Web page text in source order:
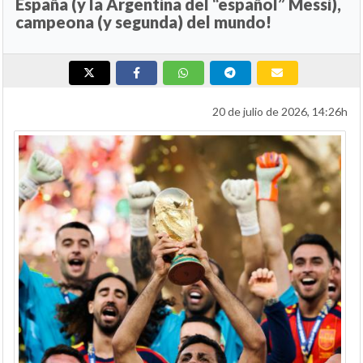
campeona (y segunda) del mundo!
20 de julio de 2026, 14:26h